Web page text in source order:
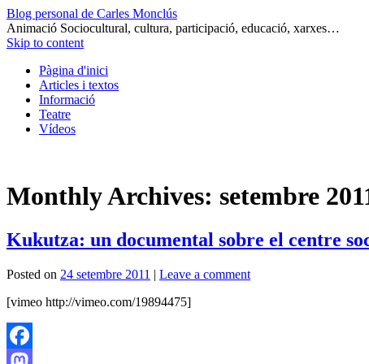
Blog personal de Carles Monclús
Animació Sociocultural, cultura, participació, educació, xarxes…
Skip to content
Pàgina d'inici
Articles i textos
Informació
Teatre
Vídeos
Monthly Archives: setembre
Kukutza: un documental sobre el centre
Posted on 24 setembre 2011 | Leave a comment
[vimeo http://vimeo.com/19894475]
Facebook